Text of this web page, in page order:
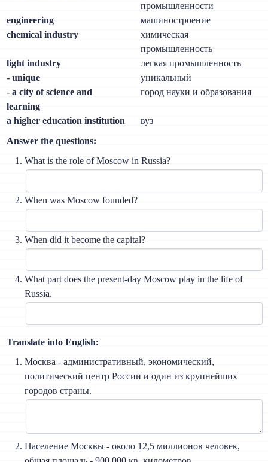
промышленности
engineering
машиностроение
chemical industry
химическая
промышленность
light industry
легкая промышленность
- unique
уникальный
- a city of science and
learning
город науки и образования
a higher education institution
вуз
Answer the questions:
What is the role of Moscow in Russia?
When was Moscow founded?
When did it become the capital?
What part does the present-day Moscow play in the life of
Russia.
Translate into English:
Москва - административный, экономический,
политический центр России и один из крупнейших
городов страны.
Население Москвы - около 12,5 миллионов человек,